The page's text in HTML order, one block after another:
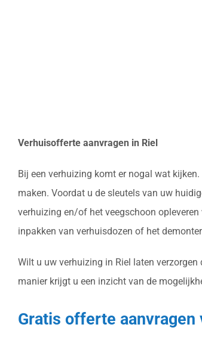
Verhuisofferte aanvragen in Riel
Bij een verhuizing komt er nogal wat
maken. Voordat u de sleutels van uw
verhuizing en/of het veegschoon
inpakken van verhuisdozen of het
Wilt u uw verhuizing in Riel laten
manier krijgt u een inzicht van de
Gratis offerte aanvragen